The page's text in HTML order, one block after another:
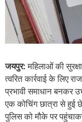
जयपुर: महिलाओं की
त्वरित कार्रवाई के लिए
प्रभावी समाधान बनकर
एक कोचिंग छात्रा से हुई
पुलिस को मौके पर